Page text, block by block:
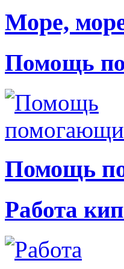
Море,
Помощь
Помощь
Работа